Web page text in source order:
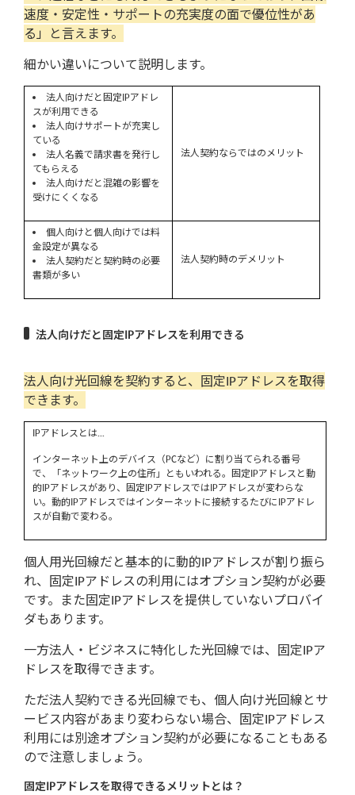
開通までにかかる時間を問い合わせる
光回線の契約方法・手続きの流れ
契約する回線業者を選ぶ
プロバイダを選ぶ
申し込み・工事日決定
開通工事の実施
ユーザー設定・利用開始
おすすめ法人向け光回線6選
フレッツ光ネクスト
ソフトバンク光
auひかり
BIGLOBE biz.
方法とおすすめ6つを紹介
速度・安定性・サポートの充実度の面で優位性があ
る」と言えます。
細かい違いについて説明します。
法人向けだと固定IPアドレ
スが利用できる
法人向けサポートが充実し
ている
法人名義で請求書を発行し
てもらえる
法人向けだと混雑の影響を
受けにくくなる
法人契約ならではのメリット
個人向けと個人向けでは料
金設定が異なる
法人契約だと契約時の必要
書類が多い
法人契約時のデメリット
法人向けだと固定IPアドレスを利用できる
法人向け光回線を契約すると、固定IPアドレスを取得
できます。
IPアドレスとは…
インターネット上のデバイス（PCなど）に割り当てられる番号
で、「ネットワーク上の住所」ともいわれる。固定IPアドレスと動
的IPアドレスがあり、固定IPアドレスではIPアドレスが変わらな
い。動的IPアドレスではインターネットに接続するたびにIPアドレ
スが自動で変わる。
個人用光回線だと基本的に動的IPアドレスが割り振ら
れ、固定IPアドレスの利用にはオプション契約が必要
です。また固定IPアドレスを提供していないプロバイ
ダもあります。
一方法人・ビジネスに特化した光回線では、固定IPア
ドレスを取得できます。
ただ法人契約できる光回線でも、個人向け光回線とサ
ービス内容があまり変わらない場合、固定IPアドレス
利用には別途オプション契約が必要になることもある
ので注意しましょう。
固定IPアドレスを取得できるメリットとは？